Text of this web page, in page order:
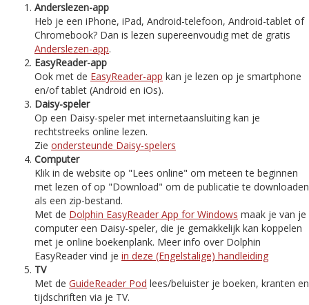
Anderslezen-app
Heb je een iPhone, iPad, Android-telefoon, Android-tablet of
Chromebook? Dan is lezen supereenvoudig met de gratis
Anderslezen-app.
EasyReader-app
Ook met de EasyReader-app kan je lezen op je smartphone
en/of tablet (Android en iOs).
Daisy-speler
Op een Daisy-speler met internetaansluiting kan je
rechtstreeks online lezen.
Zie ondersteunde Daisy-spelers
Computer
Klik in de website op "Lees online" om meteen te beginnen
met lezen of op "Download" om de publicatie te downloaden
als een zip-bestand.
Met de Dolphin EasyReader App for Windows maak je van je
computer een Daisy-speler, die je gemakkelijk kan koppelen
met je online boekenplank. Meer info over Dolphin
EasyReader vind je in deze (Engelstalige) handleiding
TV
Met de GuideReader Pod lees/beluister je boeken, kranten en
tijdschriften via je TV.